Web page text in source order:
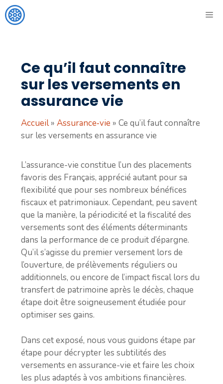
Aller
au
Ce qu’il faut connaître
sur les versements en
assurance vie
Accueil» Assurance‑vie » Ce qu’il faut connaître
sur les versements en assurance vie
L’assurance-vie constitue l’un des placements
favoris des Français, apprécié autant pour sa
flexibilité que pour ses nombreux bénéfices
fiscaux et patrimoniaux. Cependant, peu savent
que la manière, la périodicité et la fiscalité des
versements sont des éléments déterminants
dans la performance de ce produit d’épargne.
Qu’il s’agisse du premier versement lors de
l’ouverture, de prélèvements réguliers ou
additionnels, ou encore de l’impact fiscal lors du
transfert de patrimoine après le décès, chaque
étape doit être soigneusement étudiée pour
optimiser ses gains.
Dans cet exposé, nous vous guidons étape par
étape pour décrypter les subtilités des
versements en assurance-vie et faire les choix
les plus adaptés à vos ambitions financières.